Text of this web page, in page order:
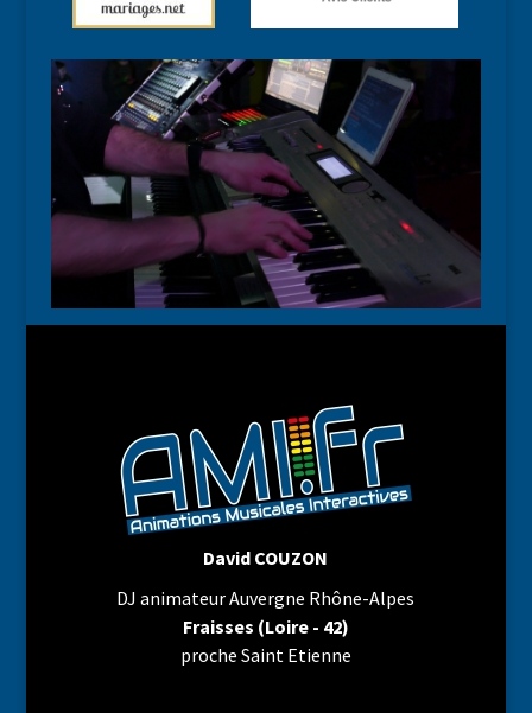
David COUZON
DJ animateur Auvergne Rhône-Alpes
Fraisses (Loire - 42)
proche Saint Etienne